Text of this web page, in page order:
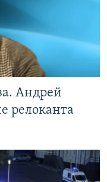
Андрей
релоканта